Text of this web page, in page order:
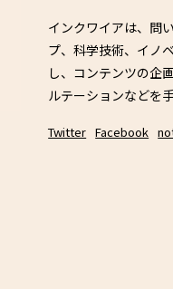
インクワイアは、問
プ、科学技術、イノ
し、コンテンツの企
ルテーションなどを
Twitter Facebook